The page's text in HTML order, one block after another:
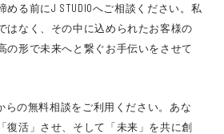
る前にJ STUDIOへご相談ください。私
はなく、その中に込められたお客様の
の形で未来へと繋ぐお手伝いをさせて
らの無料相談をご利用ください。あな
復活」させ、そして「未来」を共に創